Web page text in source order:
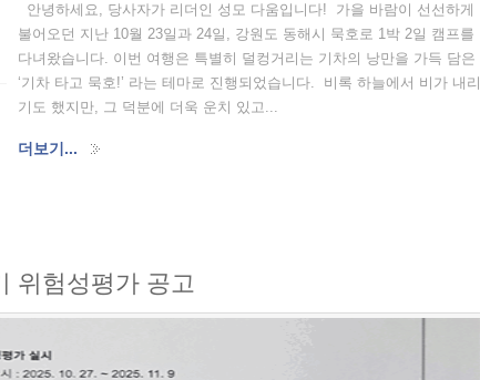
안녕하세요, 당사자가 리더인 성모 다움입니다! 가을 바람이 선선하게
불어오던 지난 10월 23일과 24일, 강원도 동해시 묵호로 1박 2일 캠프를
다녀왔습니다. 이번 여행은 특별히 덜컹거리는 기차의 낭만을 가득 담은
‘기차 타고 묵호!’ 라는 테마로 진행되었습니다. 비록 하늘에서 비가 내리
기도 했지만, 그 덕분에 더욱 운치 있고...
더보기...
위험성평가 공고